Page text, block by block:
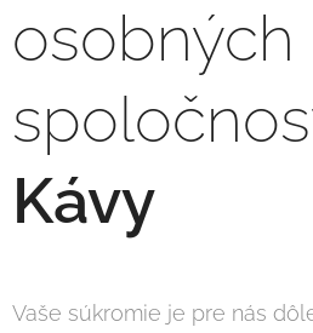
osobných
Kávy
Vaše súkromie je pre nás